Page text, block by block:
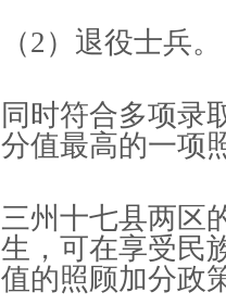
（2）退役士兵。
同时符合多项录
分值最高的一项
三州十七县两区
生，可在享受民
值的照顾加分政